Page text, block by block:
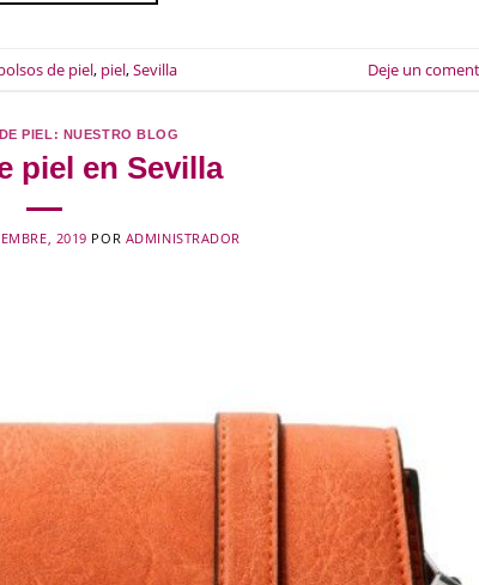
de piel, piel,Sevilla Deje un
PIEL: NUESTRO BLOG
piel en Sevilla
2019 POR ADMINISTRADOR